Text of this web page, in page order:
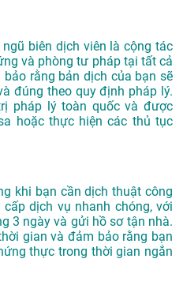
biên dịch viên là cộng tác
và phòng tư pháp tại tất cả
rằng bản dịch của bạn sẽ
đúng theo quy định pháp lý.
pháp lý toàn quốc và được
hoặc thực hiện các thủ tục
khi bạn cần dịch thuật công
dịch vụ nhanh chóng, với
3 ngày và gửi hồ sơ tận nhà.
gian và đảm bảo rằng bạn
thực trong thời gian ngắn